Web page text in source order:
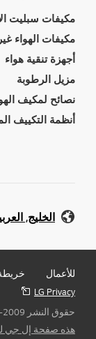
مكيفات سبليت
مكيفات الهواء
أجهزة تنقية هواء
مزيل الرطوبة
نصائح لمكيف
أنظمة التكييف
الخليج,
للأعمال
LG Privacy
حقوق النشر 2009-2025 إل جي للإلكترونيات. جميع الحقوق محفوظة
هذه صفحة إل جي